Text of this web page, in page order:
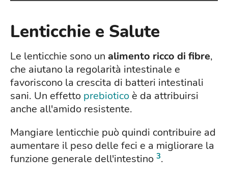
Lenticchie e Salute
Le lenticchie sono un alimento ricco di fibre,
che aiutano la regolarità intestinale e
favoriscono la crescita di batteri intestinali
sani. Un effetto prebiotico è da attribuirsi
anche all'amido resistente.
Mangiare lenticchie può quindi contribuire ad
aumentare il peso delle feci e a migliorare la
funzione generale dell'intestino 3.